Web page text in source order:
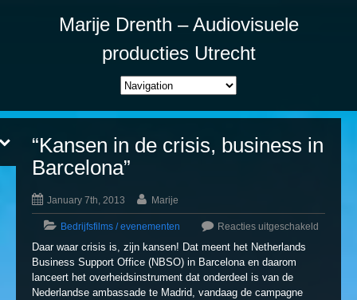
Marije Drenth – Audiovisuele
producties Utrecht
“Kansen in de crisis, business in
Barcelona”
January 7th, 2013 Marije
Bedrijfsfilms / evenementen Reacties uitgeschakeld
Daar waar crisis is, zijn kansen! Dat meent het Netherlands
Business Support Office (NBSO) in Barcelona en daarom
lanceert het overheidsinstrument dat onderdeel is van de
Nederlandse ambassade te Madrid, vandaag de campagne